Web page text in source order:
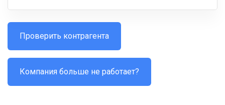
Проверить контрагента
Компания больше не работает?